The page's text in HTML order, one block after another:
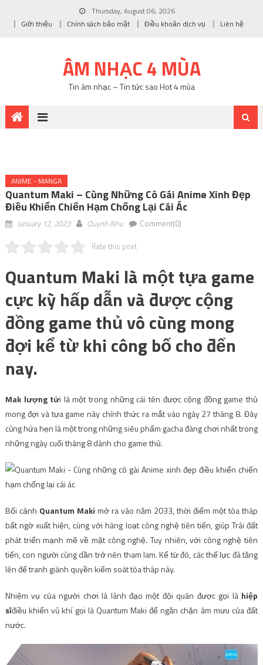
Thursday, August 06, 2026
Giới thiệu
Chính sách bảo mật Điều khoản dịch vụ Liên hệ
ÂM NHẠC 4 MÙA
Tin âm nhạc – Tin tức sao Hot 4 mùa
ANIME - MANGA
Quantum Maki – Cùng Những Cô Gái Anime Xinh Đẹp
Điều Khiển Chiến Hạm Chống Lại Cái Ác
January 12, 2023 Quynh Nhu Comment(0)
Rate this post
Quantum Maki là một tựa game
cực kỳ hấp dẫn và được cộng
đồng game thủ vô cùng mong
đợi kể từ khi công bố cho đến
nay.
Mak lượng tửi là một trong những cái tên được cộng đồng game thủ
mong đợi và tựa game này chính thức ra mắt vào ngày 27 tháng 8. Đây
cũng hứa hẹn là một trong những siêu phẩm gacha đáng chơi nhất trong
những ngày cuối tháng 8 dành cho game thủ.
Bối cảnh Quantum Maki mở ra vào năm 2033, thời điểm một tòa tháp
bất ngờ xuất hiện, cùng với hàng loạt công nghệ tiên tiến, giúp Trái đất
phát triển mạnh mẽ về mặt công nghệ. Tuy nhiên, với công nghệ tiên
tiến, con người cũng dần trở nên tham lam. Kể từ đó, các thế lực đã tăng
lên để tranh giành quyền kiểm soát tòa tháp này.
Nhiệm vụ của người chơi là lãnh đạo một đội quân được gọi là hiệp
sĩđiều khiển vũ khí gọi là Quantum Maki để ngăn chặn âm mưu của đất
nước.